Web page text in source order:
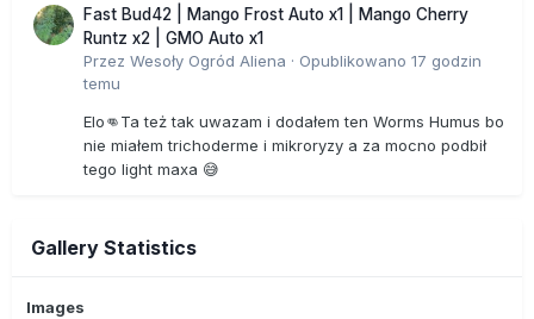
Fast Bud42 | Mango Frost Auto x1 | Mango Cherry
Runtz x2 | GMO Auto x1
Przez Wesoły Ogród Aliena · Opublikowano 17 godzin
temu
Elo👊Ta też tak uwazam i dodałem ten Worms Humus bo
nie miałem trichoderme i mikroryzy a za mocno podbił
tego light maxa 😅
Gallery Statistics
Images